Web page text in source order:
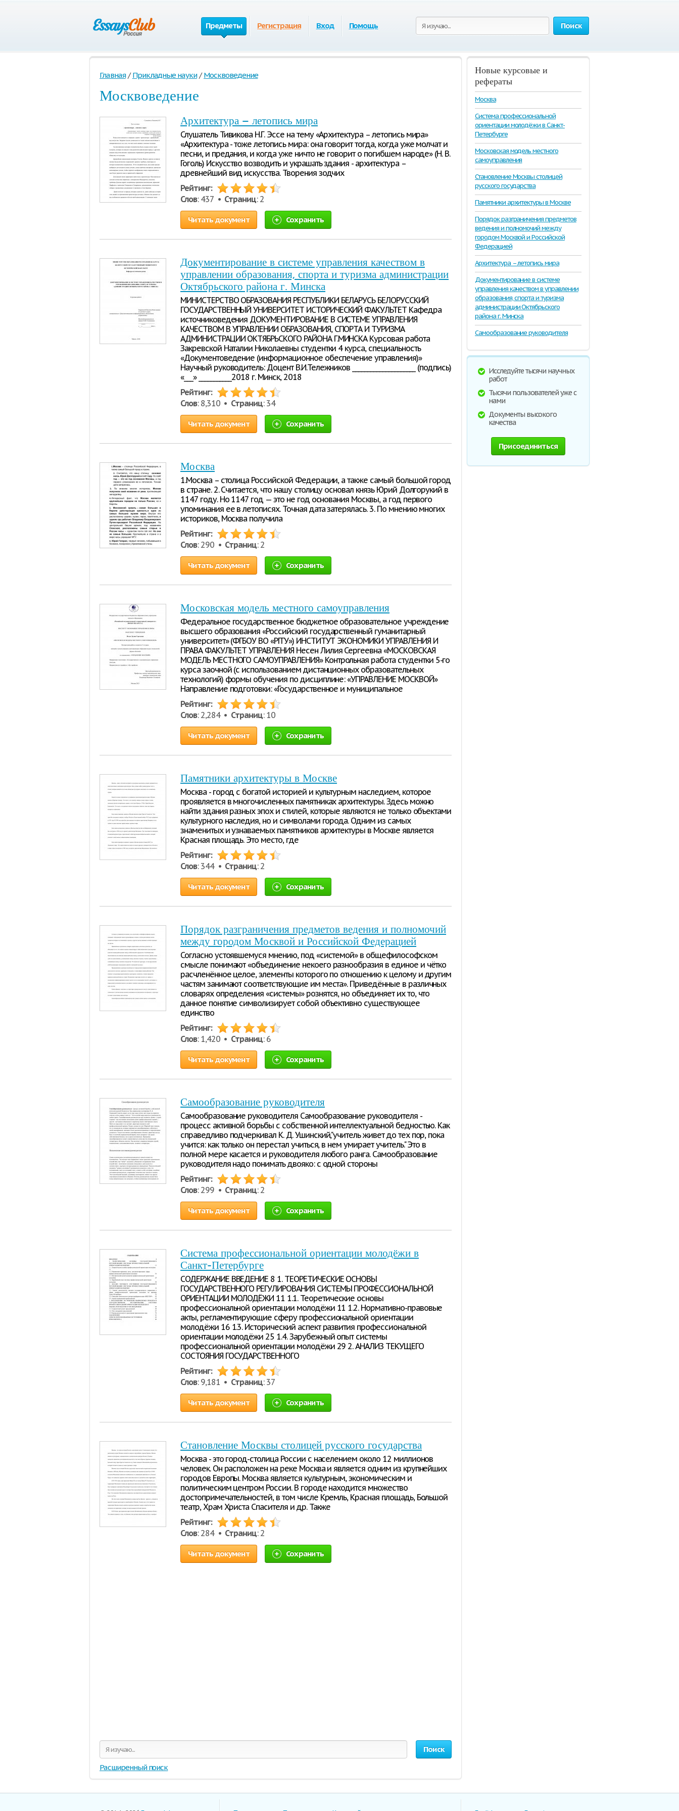
Поиск
Предметы Регистрация Вход Помощь
Главная / Прикладные науки / Москвоведение
Москвоведение
Архитектура – летопись мира
Слушатель Тивикова Н.Г. Эссе на тему «Архитектура – летопись мира»
«Архитектура - тоже летопись мира: она говорит тогда, когда уже молчат и
песни, и предания, и когда уже ничто не говорит о погибшем народе» (Н. В.
Гоголь) Искусство возводить и украшать здания - архитектура –
древнейший вид искусства. Творения зодчих
Рейтинг:
Слов: 437 • Страниц: 2
Читать документ Сохранить
Документирование в системе управления качеством в
управлении образования, спорта и туризма администрации
Октябрьского района г. Минска
МИНИСТЕРСТВО ОБРАЗОВАНИЯ РЕСПУБЛИКИ БЕЛАРУСЬ БЕЛОРУССКИЙ
ГОСУДАРСТВЕННЫЙ УНИВЕРСИТЕТ ИСТОРИЧЕСКИЙ ФАКУЛЬТЕТ Кафедра
источниковедения ДОКУМЕНТИРОВАНИЕ В СИСТЕМЕ УПРАВЛЕНИЯ
КАЧЕСТВОМ В УПРАВЛЕНИИ ОБРАЗОВАНИЯ, СПОРТА И ТУРИЗМА
АДМИНИСТРАЦИИ ОКТЯБРЬСКОГО РАЙОНА Г.МИНСКА Курсовая работа
Закревской Наталии Николаевны студентки 4 курса, специальность
«Документоведение (информационное обеспечение управления)»
Научный руководитель: Доцент В.И.Тележников _____________________ (подпись)
«___» ___________2018 г. Минск, 2018
Рейтинг:
Слов: 8,310 • Страниц: 34
Читать документ Сохранить
Москва
1.Москва – столица Российской Федерации, а также самый большой город
в стране. 2. Считается, что нашу столицу основал князь Юрий Долгорукий в
1147 году. Но 1147 год — это не год основания Москвы, а год первого
упоминания ее в летописях. Точная дата затерялась. 3. По мнению многих
историков, Москва получила
Рейтинг:
Слов: 290 • Страниц: 2
Читать документ Сохранить
Московская модель местного самоуправления
Федеральное государственное бюджетное образовательное учреждение
высшего образования «Российский государственный гуманитарный
университет» (ФГБОУ ВО «РГГУ») ИНСТИТУТ ЭКОНОМИКИ УПРАВЛЕНИЯ И
ПРАВА ФАКУЛЬТЕТ УПРАВЛЕНИЯ Несен Лилия Сергеевна «МОСКОВСКАЯ
МОДЕЛЬ МЕСТНОГО САМОУПРАВЛЕНИЯ» Контрольная работа студентки 5-го
курса заочной (с использованием дистанционных образовательных
технологий) формы обучения по дисциплине: «УПРАВЛЕНИЕ МОСКВОЙ»
Направление подготовки: «Государственное и муниципальное
Рейтинг:
Слов: 2,284 • Страниц: 10
Читать документ Сохранить
Памятники архитектуры в Москве
Москва - город с богатой историей и культурным наследием, которое
проявляется в многочисленных памятниках архитектуры. Здесь можно
найти здания разных эпох и стилей, которые являются не только объектами
культурного наследия, но и символами города. Одним из самых
знаменитых и узнаваемых памятников архитектуры в Москве является
Красная площадь. Это место, где
Рейтинг:
Слов: 344 • Страниц: 2
Читать документ Сохранить
Порядок разграничения предметов ведения и полномочий
между городом Москвой и Российской Федерацией
Согласно устоявшемуся мнению, под «системой» в общефилософском
смысле понимают «объединение некоего разнообразия в единое и чётко
расчленённое целое, элементы которого по отношению к целому и другим
частям занимают соответствующие им места». Приведённые в различных
словарях определения «системы» рознятся, но объединяет их то, что
данное понятие символизирует собой объективно существующее
единство
Рейтинг:
Слов: 1,420 • Страниц: 6
Читать документ Сохранить
Самообразование руководителя
Самообразование руководителя Самообразование руководителя -
процесс активной борьбы с собственной интеллектуальной бедностью. Как
справедливо подчеркивал К. Д. Ушинский,"учитель живет до тех пор, пока
учится: как только он перестал учиться, в нем умирает учитель." Это в
полной мере касается и руководителя любого ранга. Самообразование
руководителя надо понимать двояко: с одной стороны
Рейтинг:
Слов: 299 • Страниц: 2
Читать документ Сохранить
Система профессиональной ориентации молодёжи в
Санкт-Петербурге
СОДЕРЖАНИЕ ВВЕДЕНИЕ 8 1. ТЕОРЕТИЧЕСКИЕ ОСНОВЫ
ГОСУДАРСТВЕННОГО РЕГУЛИРОВАНИЯ СИСТЕМЫ ПРОФЕССИОНАЛЬНОЙ
ОРИЕНТАЦИИ МОЛОДЁЖИ 11 1.1. Теоретические основы
профессиональной ориентации молодёжи 11 1.2. Нормативно-правовые
акты, регламентирующие сферу профессиональной ориентации
молодёжи 16 1.3. Исторический аспект развития профессиональной
ориентации молодёжи 25 1.4. Зарубежный опыт системы
профессиональной ориентации молодёжи 29 2. АНАЛИЗ ТЕКУЩЕГО
СОСТОЯНИЯ ГОСУДАРСТВЕННОГО
Рейтинг:
Слов: 9,181 • Страниц: 37
Читать документ Сохранить
Становление Москвы столицей русского государства
Москва - это город-столица России с населением около 12 миллионов
человек. Он расположен на реке Москва и является одним из крупнейших
городов Европы. Москва является культурным, экономическим и
политическим центром России. В городе находится множество
достопримечательностей, в том числе Кремль, Красная площадь, Большой
театр, Храм Христа Спасителя и др. Также
Рейтинг:
Слов: 284 • Страниц: 2
Читать документ Сохранить
Поиск
Расширенный поиск
Новые курсовые и
рефераты
Москва
Система профессиональной
ориентации молодёжи в Санкт-
Петербурге
Московская модель местного
самоуправления
Становление Москвы столицей
русского государства
Памятники архитектуры в Москве
Порядок разграничения предметов
ведения и полномочий между
городом Москвой и Российской
Федерацией
Архитектура – летопись мира
Документирование в системе
управления качеством в управлении
образования, спорта и туризма
администрации Октябрьского
района г. Минска
Самообразование руководителя
Исследуйте тысячи научных
работ
Тысячи пользователей уже с
нами
Документы высокого
качества
Присоединиться